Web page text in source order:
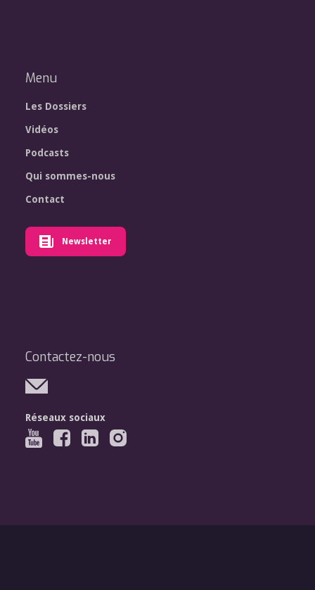
Menu
Les Dossiers
Vidéos
Podcasts
Qui sommes-nous
Contact
Newsletter
Contactez-nous
Réseaux sociaux